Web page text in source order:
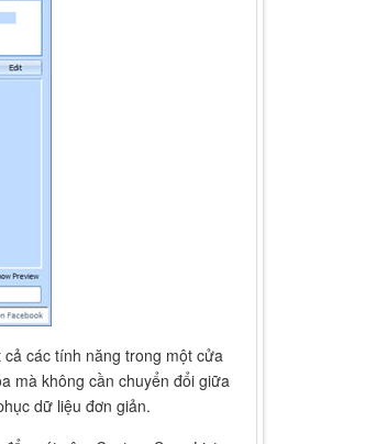
các tính năng trong một cửa
mà không cần chuyển đổi giữa
dữ liệu đơn giản.